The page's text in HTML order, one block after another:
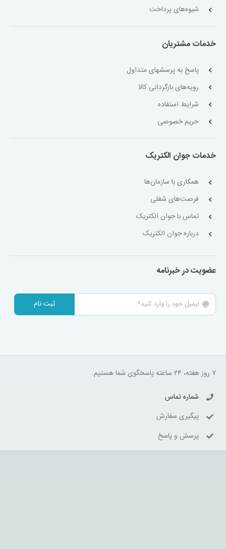
شیوه‌های پرداخت
خدمات مشتریان
پاسخ به پرسشهای متداول
رویه‌های بازگردانی کالا
شرایط استفاده
حریم خصوصی
خدمات جوان الکتریک
همکاری با سازمان‌ها
فرصت‌های شغلی
تماس با جوان الکتریک
درباره جوان الکتریک
عضویت در خبرنامه
ثبت نام
۷ روز هفته، ۲۴ ساعته پاسخگوی شما هستیم.
شماره تماس
پیگیری سفارش
پرسش و پاسخ